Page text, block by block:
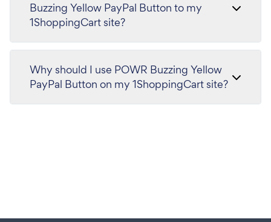
Buzzing Yellow PayPal Button to my
1ShoppingCart site?
Why should I use POWR Buzzing Yellow
PayPal Button on my 1ShoppingCart site?